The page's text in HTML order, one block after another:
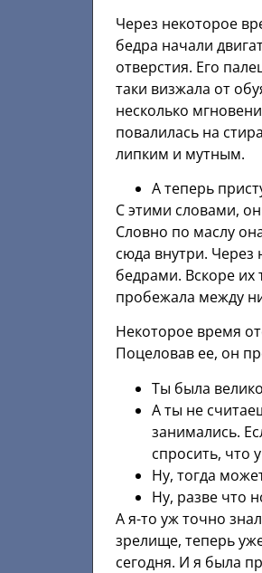
Через некоторое
бедра начали
отверстия. Его
таки визжала от
несколько
повалилась на
липким и мутным.
А теперь
С этими словами,
Словно по маслу
сюда внутри. Через
бедрами. Вскоре их
пробежала между
Некоторое время
Поцеловав ее, он
Ты была
А ты не
занимались.
спросить, что
Ну, тогда
Ну, разве что
А я-то уж точно
зрелище, теперь
сегодня. И я была